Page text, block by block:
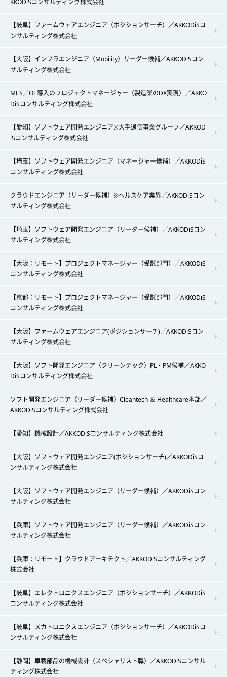
KKODiSコンサルティング株式会社
【岐阜】ファームウェアエンジニア（ポジションサーチ）／AKKODiSコ
ンサルティング株式会社
【大阪】インフラエンジニア（Mobility）リーダー候補／AKKODiSコン
サルティング株式会社
MES／OT導入のプロジェクトマネージャー（製造業のDX実現）／AKKO
DiSコンサルティング株式会社
【愛知】ソフトウェア開発エンジニア※大手通信事業グループ／AKKOD
iSコンサルティング株式会社
【埼玉】ソフトウェア開発エンジニア（マネージャー候補）／AKKODiS
コンサルティング株式会社
クラウドエンジニア（リーダー候補）※ヘルスケア業界／AKKODiSコン
サルティング株式会社
【埼玉】ソフトウェア開発エンジニア（リーダー候補）／AKKODiSコン
サルティング株式会社
【大阪：リモート】プロジェクトマネージャー（受託部門）／AKKODiS
コンサルティング株式会社
【京都：リモート】プロジェクトマネージャー（受託部門）／AKKODiS
コンサルティング株式会社
【大阪】ファームウェアエンジニア(ポジションサーチ)／AKKODiSコン
サルティング株式会社
【大阪】ソフト開発エンジニア（クリーンテック）PL・PM候補／AKKO
DiSコンサルティング株式会社
ソフト開発エンジニア（リーダー候補）Cleantech ＆ Healthcare本部／
AKKODiSコンサルティング株式会社
【愛知】機械設計／AKKODiSコンサルティング株式会社
【大阪】ソフトウェア開発エンジニア(ポジションサーチ)／AKKODiSコ
ンサルティング株式会社
【大阪】ソフトウェア開発エンジニア（リーダー候補）／AKKODiSコン
サルティング株式会社
【兵庫】ソフトウェア開発エンジニア（リーダー候補）／AKKODiSコン
サルティング株式会社
【兵庫：リモート】クラウドアーキテクト／AKKODiSコンサルティング
株式会社
【岐阜】エレクトロニクスエンジニア（ポジションサーチ）／AKKODiS
コンサルティング株式会社
【岐阜】メカトロニクスエンジニア（ポジションサーチ）／AKKODiSコ
ンサルティング株式会社
【静岡】車載部品の機械設計（スペシャリスト職）／AKKODiSコンサル
ティング株式会社